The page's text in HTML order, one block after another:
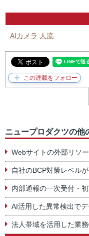
AIカメラ 人流
ニュープロダクツの他
Webサイトの外部リソ
自社のBCP対策レベル
内部通報の一次受付・
AI活用した異常検出で
法人帯域を活用した業